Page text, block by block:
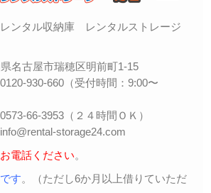
レンタル収納庫 レンタルストレージ
名古屋市瑞穂区明前町1-15
930-660（受付時間：9:00〜
66-3953（２４時間ＯＫ）
storage24.com
電話ください。
す。（ただし6か月以上借りていただ